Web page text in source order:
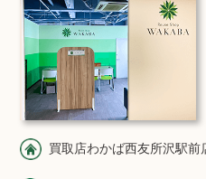
買取店わかば西友所沢駅前